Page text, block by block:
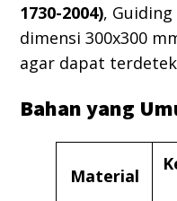
1730-2004),
dimensi 300x300
agar dapat
Bahan yang
Material